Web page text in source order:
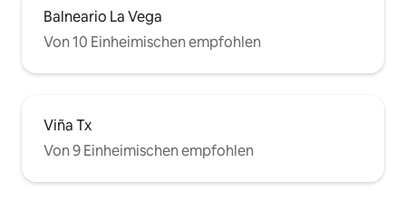
Balneario La Vega
Von 10 Einheimischen empfohlen
Viña Tx
Von 9 Einheimischen empfohlen